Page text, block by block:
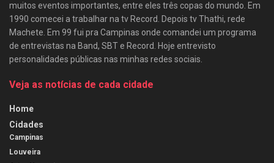
muitos eventos importantes, entre eles três copas do mundo. Em
1990 comecei a trabalhar na tv Record. Depois tv Thathi, rede
Machete. Em 99 fui pra Campinas onde comandei um programa
de entrevistas na Band, SBT e Record. Hoje entrevisto
personalidades públicas nas minhas redes sociais.
Veja as notícias de cada cidade
Home
Cidades
Campinas
Louveira